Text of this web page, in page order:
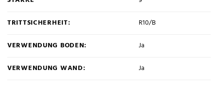
TRITTSICHERHEIT: R10/B
VERWENDUNG BODEN: Ja
VERWENDUNG WAND: Ja